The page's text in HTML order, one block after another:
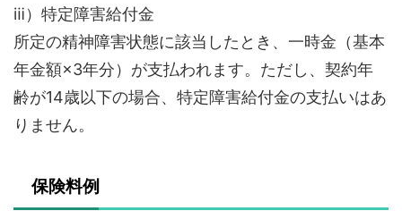
ⅲ）特定障害給付金
所定の精神障害状態に該当したとき、一時金（基本
年金額×3年分）が支払われます。ただし、契約年
齢が14歳以下の場合、特定障害給付金の支払いはあ
りません。
保険料例